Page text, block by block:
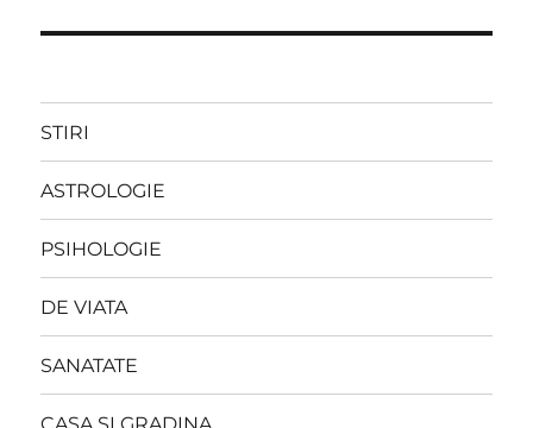
STIRI
ASTROLOGIE
PSIHOLOGIE
DE VIATA
SANATATE
CASA SI GRADINA